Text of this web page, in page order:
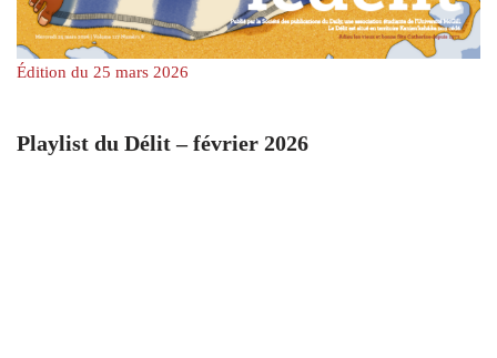
Édition du 25 mars 2026
Playlist du Délit – février 2026